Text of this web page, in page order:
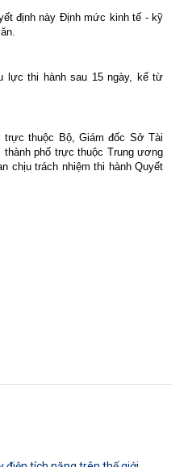
định này Định mức kinh tế - kỹ
lực thi hành sau 15 ngày, kể từ
thuộc Bộ, Giám đốc Sở Tài
phố trực thuộc Trung ương
chịu trách nhiệm thi hành Quyết